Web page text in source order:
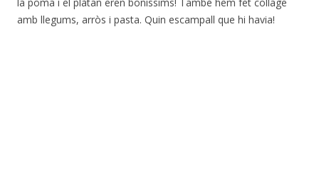
amb llegums, arròs i pasta. Quin escampall que hi havia!